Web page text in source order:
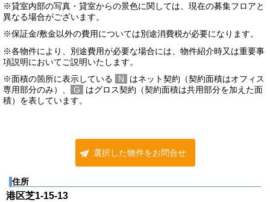
※貸室内部の写真・貸室からの景色に関しては、現在の募集フロアと
異なる場合がございます。
※保証金/敷金以外の費用については別途消費税が必要になります。
※各物件により、別途費用が必要な場合には、物件紹介時又は重要事
項説明においてご説明いたします。
※面積の箇所に表示している
N
はネット契約（契約面積はオフィス
専用部分のみ）、
G
はグロス契約（契約面積は共用部分を加えた面
積）を表しています。
選択した物件をお問合せ
住所
港区芝1-15-13